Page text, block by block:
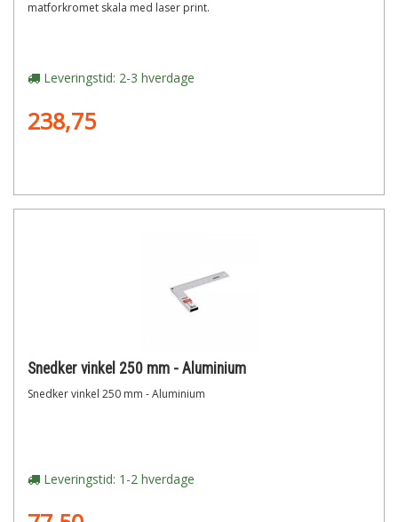
matforkromet skala med laser print.
Leveringstid: 2-3 hverdage
238,75
Snedker vinkel 250 mm - Aluminium
Snedker vinkel 250 mm - Aluminium
Leveringstid: 1-2 hverdage